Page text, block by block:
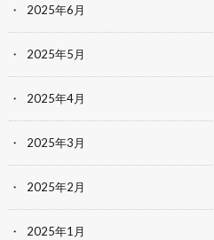
2025年6月
2025年5月
2025年4月
2025年3月
2025年2月
2025年1月